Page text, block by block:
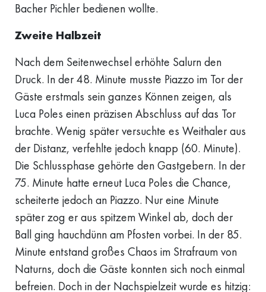
Bacher Pichler bedienen wollte.
Zweite Halbzeit
Nach dem Seitenwechsel erhöhte Salurn den
Druck. In der 48. Minute musste Piazzo im Tor der
Gäste erstmals sein ganzes Können zeigen, als
Luca Poles einen präzisen Abschluss auf das Tor
brachte. Wenig später versuchte es Weithaler aus
der Distanz, verfehlte jedoch knapp (60. Minute).
Die Schlussphase gehörte den Gastgebern. In der
75. Minute hatte erneut Luca Poles die Chance,
scheiterte jedoch an Piazzo. Nur eine Minute
später zog er aus spitzem Winkel ab, doch der
Ball ging hauchdünn am Pfosten vorbei. In der 85.
Minute entstand großes Chaos im Strafraum von
Naturns, doch die Gäste konnten sich noch einmal
befreien. Doch in der Nachspielzeit wurde es hitzig: